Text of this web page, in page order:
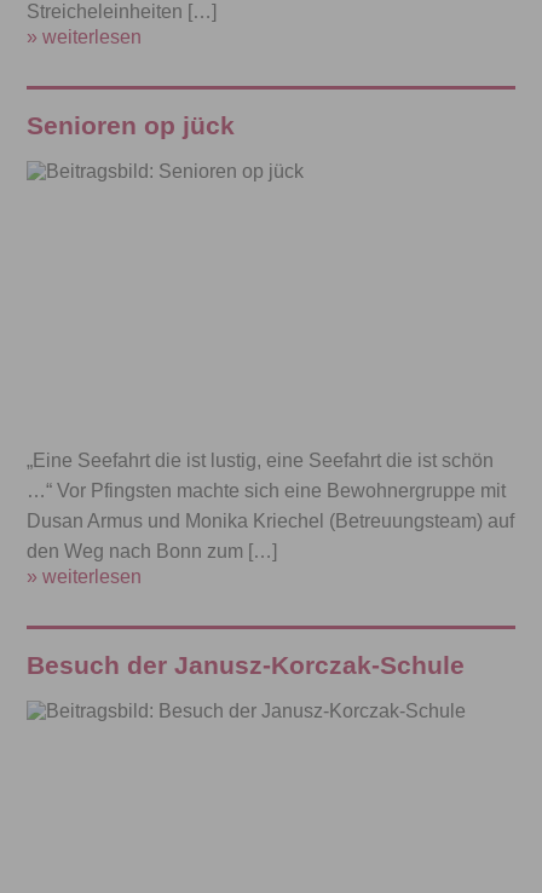
Streicheleinheiten […]
» weiterlesen
Senioren op jück
„Eine Seefahrt die ist lustig, eine Seefahrt die ist schön
…“ Vor Pfingsten machte sich eine Bewohnergruppe mit
Dusan Armus und Monika Kriechel (Betreuungsteam) auf
den Weg nach Bonn zum […]
» weiterlesen
Besuch der Janusz-Korczak-Schule